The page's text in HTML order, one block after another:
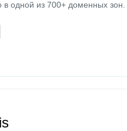
одной из 700+ доменных зон.